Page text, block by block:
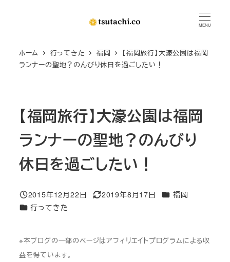
MENU
ホーム 行ってきた 福岡
【福岡旅行】大濠公園は福岡
ランナーの聖地？のんびり休日を過ごしたい！
【福岡旅行】大濠公園は福岡
ランナーの聖地？のんびり
休日を過ごしたい！
投稿日
2015年12月22日
更新日
2019年8月17日 カテゴリー
福岡
カテゴリー
行ってきた
※本ブログの一部のページはアフィリエイトプログラムによる収
益を得ています。